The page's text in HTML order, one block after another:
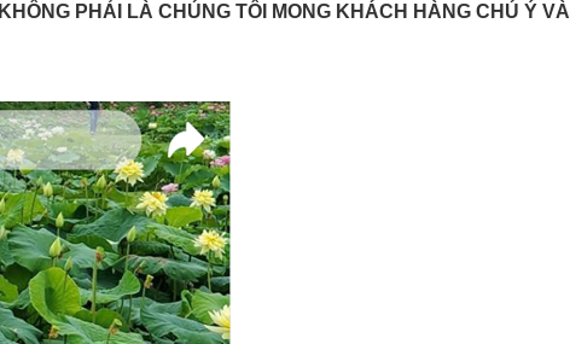
PHẢI LÀ CHÚNG TÔI MONG KHÁCH HÀNG CHÚ Ý VÀ